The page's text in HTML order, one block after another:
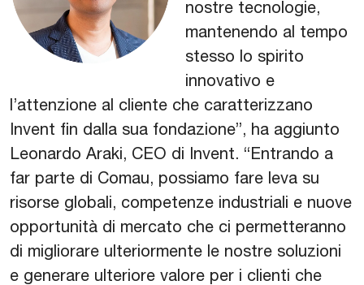
nostre tecnologie,
mantenendo al tempo
stesso lo spirito
innovativo e
l’attenzione al cliente che caratterizzano
Invent fin dalla sua fondazione”, ha aggiunto
Leonardo Araki, CEO di Invent. “Entrando a
far parte di Comau, possiamo fare leva su
risorse globali, competenze industriali e nuove
opportunità di mercato che ci permetteranno
di migliorare ulteriormente le nostre soluzioni
e generare ulteriore valore per i clienti che